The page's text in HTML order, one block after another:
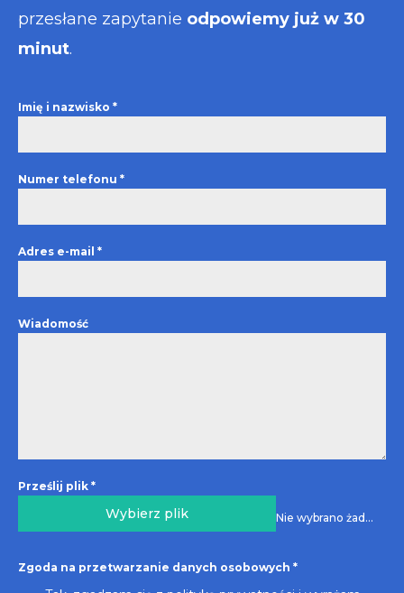
przesłane zapytanie odpowiemy już w 30
minut.
Imię i nazwisko *
Numer telefonu *
Adres e-mail *
Wiadomość
Prześlij plik *
Wybierz plik Nie wybrano żadnego pliku
Zgoda na przetwarzanie danych osobowych *